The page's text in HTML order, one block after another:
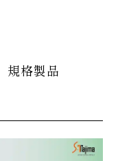
規格製品